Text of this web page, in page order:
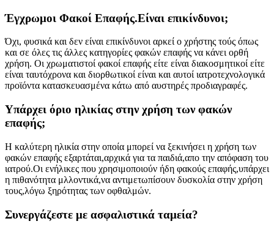
Έγχρωμοι Φακοί Επαφής.Είναι επικίνδυνοι;
Όχι, φυσικά και δεν είναι επικίνδυνοι αρκεί ο χρήστης τούς όπως
και σε όλες τις άλλες κατηγορίες φακών επαφής να κάνει ορθή
χρήση. Οι χρωματιστοί φακοί επαφής είτε είναι διακοσμητικοί είτε
είναι ταυτόχρονα και διορθωτικοί είναι και αυτοί ιατροτεχνολογικά
προϊόντα κατασκευασμένα κάτω από αυστηρές προδιαγραφές.
Υπάρχει όριο ηλικίας στην χρήση των φακών
επαφής;
Η καλύτερη ηλικία στην οποία μπορεί να ξεκινήσει η χρήση των
φακών επαφής εξαρτάται,αρχικά για τα παιδιά,απο την απόφαση του
ιατρού.Οι ενήλικες που χρησιμοποιούν ήδη φακούς επαφής,υπάρχει
η πιθανότητα μλλοντικά,να αντιμετωπίσουν δυσκολία στην χρήση
τους,λόγω ξηρότητας των οφθαλμών.
Συνεργάζεστε με ασφαλιστικά ταμεία?